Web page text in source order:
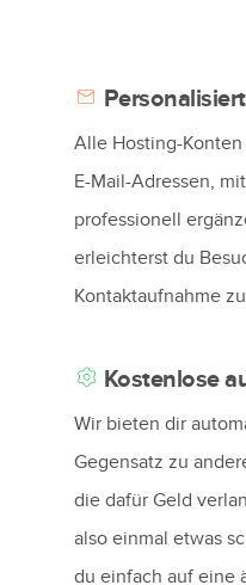
Alle Hosting-
E-Mail-Adressen,
professionell
erleichterst du
Kontaktaufnahme
Kostenlose
Wir bieten dir
Gegensatz zu
die dafür Geld
also einmal etwas
du einfach auf eine